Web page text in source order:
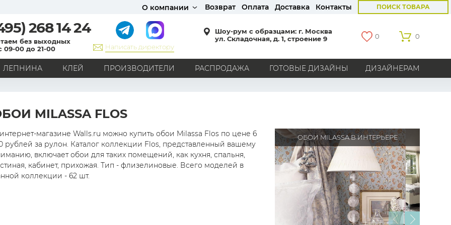
О компании Возврат Оплата Доставка Контакты ПОИСК ТОВАРА
268 14 24
без выходных
09-00 до 21-00
Написать директору
Шоу-рум с образцами: г. Москва
ул. Складочная, д. 1, строение 9
0 0
ЛЕПНИНА КЛЕЙ ПРОИЗВОДИТЕЛИ РАСПРОДАЖА ГОТОВЫЕ ДИЗАЙНЫ ДИЗАЙНЕРАМ
Классика
Английский стиль
Скандинавский стиль
Японский стиль Все стили
РИСУНОК
Граффити
Карта мира Книги
Под кирпич
С вензелями
БРЕНДЫ
Marburg
Loymina Milassa
York
Andrea Rossi
Bernardo Bartalucci
Baoqili
AS Creation
Распродажа остатков
Grandeco
MILASSA FLOS
ОБОИ MILASSA В ИНТЕРЬЕРЕ
магазине Walls.ru можно купить обои Milassa Flos по цене 6
рублей за рулон. Каталог коллекции Flos, представленный вашему
включает обои для таких помещений, как кухня, спальня,
кабинет, прихожая. Тип - флизелиновые. Всего моделей в
коллекции - 62 шт.